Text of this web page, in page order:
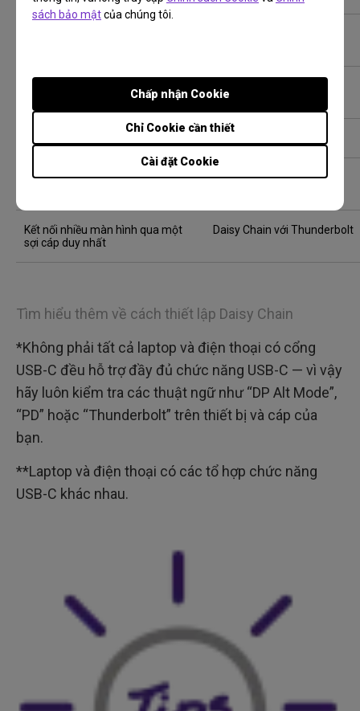
sách bảo mậtcủa chúng tôi.
Cài đặt Cookie
Chỉ Cookie cần thiết
Chấp nhận Cookie
Tốc độ tối đa (40 Gbps) + quy trình
Thunderbolt 4
Kết nối nhiều màn hình qua một
sợi cáp duy nhất
Daisy Chain với Thunderbolt
Tìm hiểu thêm về cách thiết lập Daisy Chain
*Không phải tất cả laptop và điện thoại có cổng
USB-C đều hỗ trợ đầy đủ chức năng USB-C — vì vậy
hãy luôn kiểm tra các thuật ngữ như “DP Alt Mode”,
“PD” hoặc “Thunderbolt” trên thiết bị và cáp của
bạn.
**Laptop và điện thoại có các tổ hợp chức năng
USB-C khác nhau.